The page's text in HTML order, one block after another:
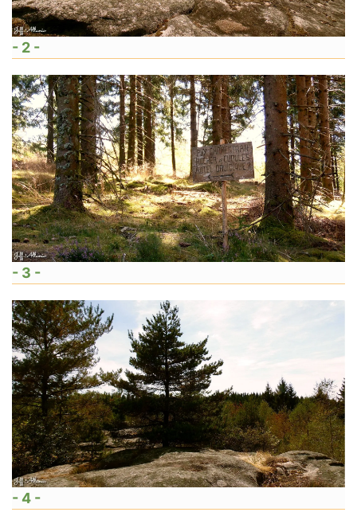
- 2 -
- 3 -
- 4 -